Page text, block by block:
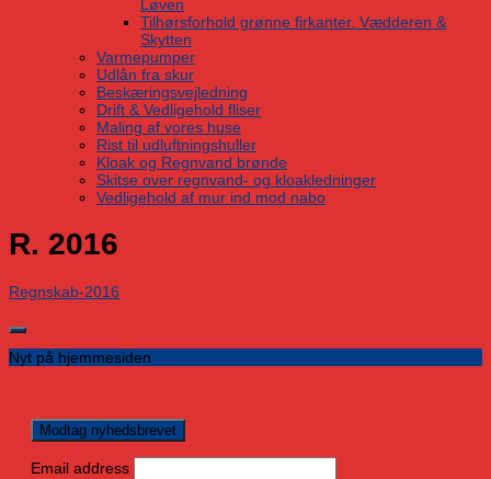
Løven
Tilhørsforhold grønne firkanter. Vædderen &
Skytten
Varmepumper
Udlån fra skur
Beskæringsvejledning
Drift & Vedligehold fliser
Maling af vores huse
Rist til udluftningshuller
Kloak og Regnvand brønde
Skitse over regnvand- og kloakledninger
Vedligehold af mur ind mod nabo
R. 2016
Regnskab-2016
Nyt på hjemmesiden
Email address